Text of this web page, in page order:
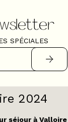
SPÉCIALES
2024
séjour à Valloire